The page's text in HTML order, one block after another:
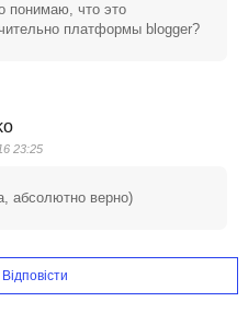
понимаю, что это
платформы blogger?
23:25
абсолютно верно)
Відповісти